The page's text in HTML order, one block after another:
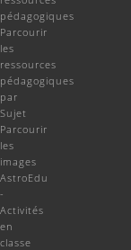
pédagogiques
Parcourir
les
ressources
pédagogiques
par
Sujet
Parcourir
les
images
AstroEdu
-
Activités
en
classe